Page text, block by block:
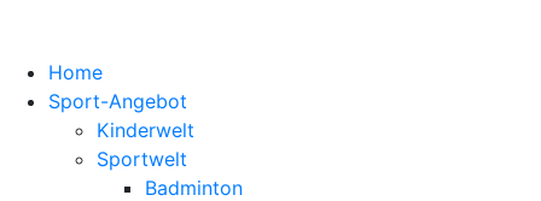
Home
Sport-Angebot
Kinderwelt
Sportwelt
Badminton